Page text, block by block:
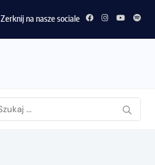
Zerknij na nasze sociale